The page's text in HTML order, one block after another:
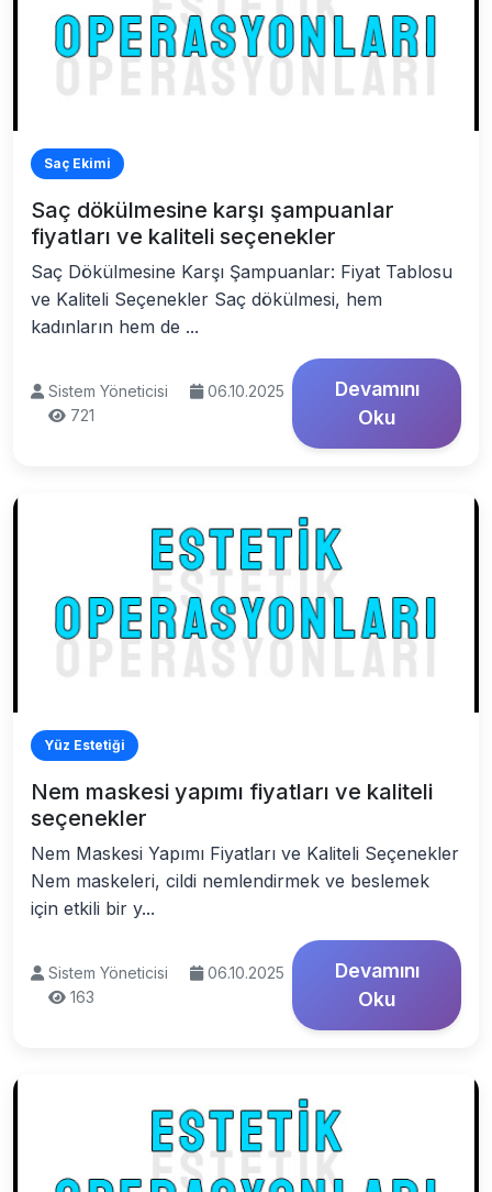
Saç Ekimi
Saç dökülmesine karşı şampuanlar
fiyatları ve kaliteli seçenekler
Saç Dökülmesine Karşı Şampuanlar: Fiyat Tablosu
ve Kaliteli Seçenekler Saç dökülmesi, hem
kadınların hem de ...
Sistem Yöneticisi
06.10.2025
721
Devamını
Oku
Yüz Estetiği
Nem maskesi yapımı fiyatları ve kaliteli
seçenekler
Nem Maskesi Yapımı Fiyatları ve Kaliteli Seçenekler
Nem maskeleri, cildi nemlendirmek ve beslemek
için etkili bir y...
Sistem Yöneticisi
06.10.2025
163
Devamını
Oku